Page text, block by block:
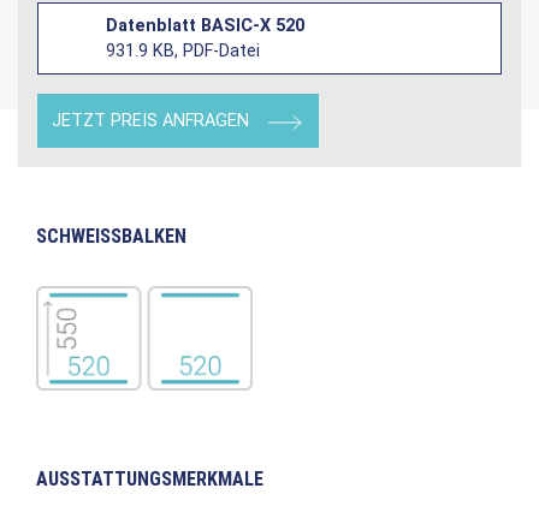
Datenblatt BASIC-X 520
931.9 KB, PDF-Datei
JETZT PREIS ANFRAGEN
SCHWEISSBALKEN
AUSSTATTUNGSMERKMALE